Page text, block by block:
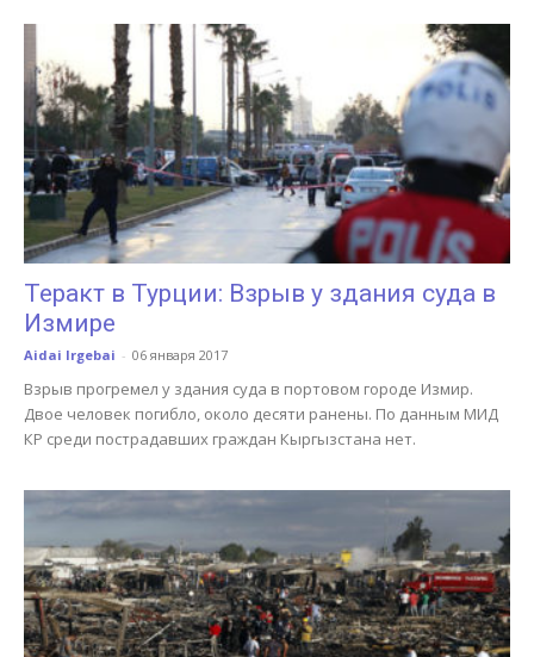
Теракт в Турции: Взрыв у здания суда в
Измире
Aidai Irgebai - 06 января 2017
Взрыв прогремел у здания суда в портовом городе Измир.
Двое человек погибло, около десяти ранены. По данным МИД
КР среди пострадавших граждан Кыргызстана нет.